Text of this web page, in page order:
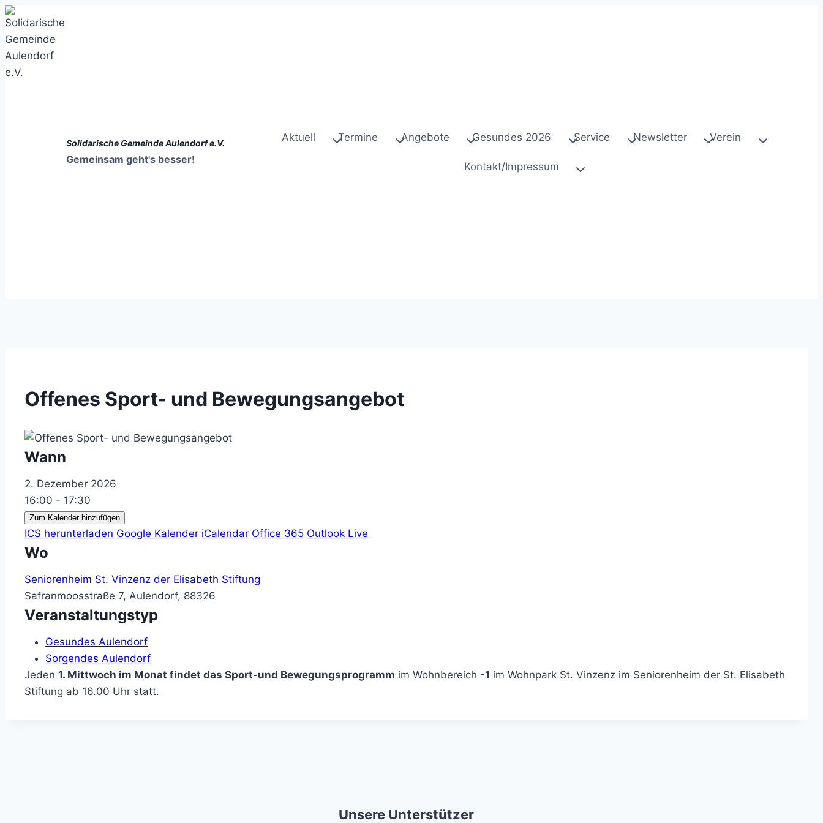
Zum
Inhalt
springen
Solidarische Gemeinde Aulendorf e.V.
Gemeinsam geht's besser!
Aktuell Termine Angebote Gesundes 2026 Service Newsletter Verein
Kontakt/Impressum
Offenes Sport- und Bewegungsangebot
Wann
2. Dezember 2026
16:00 - 17:30
Zum Kalender hinzufügen
ICS herunterladen Google Kalender iCalendar Office 365 Outlook Live
Wo
Seniorenheim St. Vinzenz der Elisabeth Stiftung
Safranmoosstraße 7, Aulendorf, 88326
Veranstaltungstyp
Gesundes Aulendorf
Sorgendes Aulendorf
Jeden 1. Mittwoch im Monat findet das Sport-und Bewegungsprogramm im Wohnbereich -1 im Wohnpark St. Vinzenz im Seniorenheim der St. Elisabeth
Stiftung ab 16.00 Uhr statt.
Unsere Unterstützer